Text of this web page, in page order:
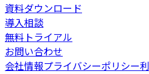
資料ダウンロード
導入相談
無料トライアル
お問い合わせ
会社情報プライバシーポリシー